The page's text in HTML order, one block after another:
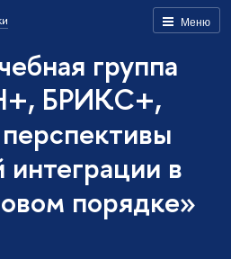
Меню
группа
БРИКС+,
интеграции в
порядке»